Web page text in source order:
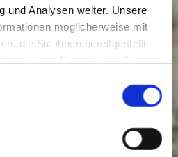
und Analysen weiter. Unsere
möglicherweise mit
die Sie ihnen bereitgestellt
Webseite weiterhin nutzen.